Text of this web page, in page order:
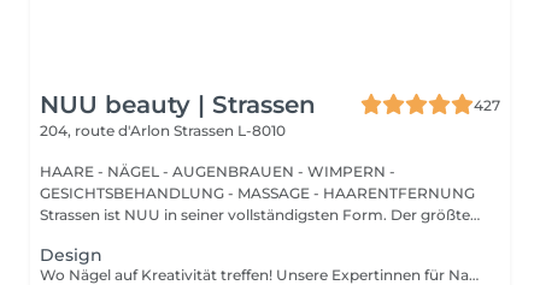
NUU beauty | Strassen
427
204, route d'Arlon Strassen L-8010
HAARE - NÄGEL - AUGENBRAUEN - WIMPERN -
GESICHTSBEHANDLUNG - MASSAGE - HAARENTFERNUNG
Strassen ist NUU in seiner vollständigsten Form. Der größte
Design
Wo Nägel auf Kreativität treffen! Unsere Expertinnen für Nagelkunst gestalten designs jeder komplexität und erwecken Ihre Vision mit Präzision und Kunstfertigkeit zum Leben. Ob Sie von einer Klassischen french-manicure, Einem schicken verlauf oder filigranen zeichnungen auf einzelnen Nägeln träumen Wir setzen Ihre Wünsche um. Für Eine makellose french-manicure, faszinierenden cat-eye-effekt, atemberaubendes chrom-puder oder eleganten baby-boomer-verlauf sorgen Wir dafür, dass jeder nagel Ein echtes kunstwerk wird. bevorzugen Sie ein einzigartiges design auf nur wenigen Nägeln? Kein Problem! Sie können Ihr design ganz individuell anpassen und einen einzigartigen look kreieren, der genauso individuell ist wie sie. Lassen Sie Ihre Nägel Ihren stil sprechen!